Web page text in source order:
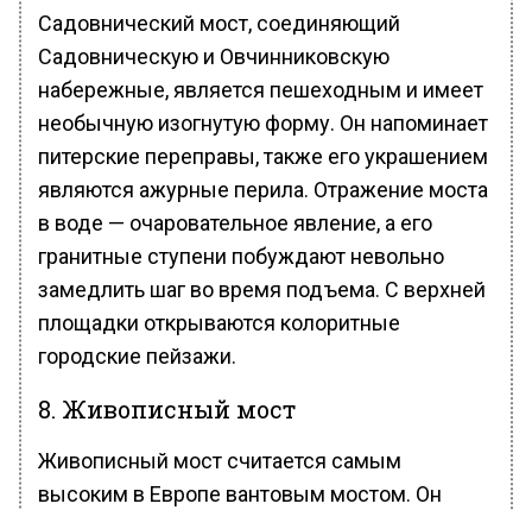
Садовнический мост, соединяющий
Садовническую и Овчинниковскую
набережные, является пешеходным и имеет
необычную изогнутую форму. Он напоминает
питерские переправы, также его украшением
являются ажурные перила. Отражение моста
в воде — очаровательное явление, а его
гранитные ступени побуждают невольно
замедлить шаг во время подъема. С верхней
площадки открываются колоритные
городские пейзажи.
8. Живописный мост
Живописный мост считается самым
высоким в Европе вантовым мостом. Он